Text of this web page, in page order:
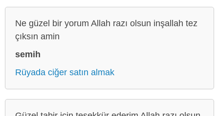
Ne güzel bir yorum Allah razı olsun inşallah tez
çıksın amin
semih
Rüyada ciğer satın almak